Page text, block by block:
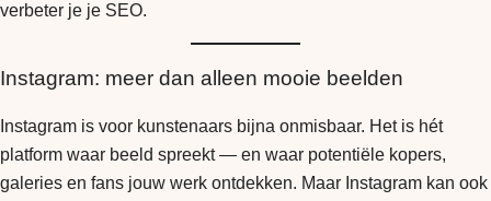
verbeter je je SEO.
Instagram: meer dan alleen mooie beelden
Instagram is voor kunstenaars bijna onmisbaar. Het is hét
platform waar beeld spreekt — en waar potentiële kopers,
galeries en fans jouw werk ontdekken. Maar Instagram kan ook